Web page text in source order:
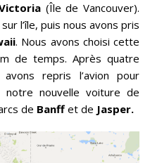
(Île de Vancouver).
l’île, puis nous avons pris
. Nous avons choisi cette
de temps. Après quatre
repris l’avion pour
notre nouvelle voiture de
de Banff et de Jasper.